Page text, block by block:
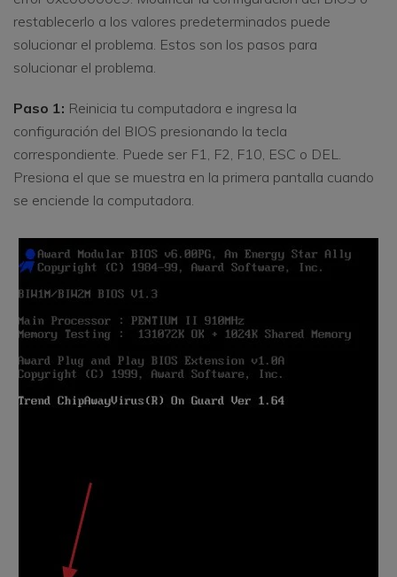
restablecerlo a los valores predeterminados puede
solucionar el problema. Estos son los pasos para
solucionar el problema.
Paso 1: Reinicia tu computadora e ingresa la
configuración del BIOS presionando la tecla
correspondiente. Puede ser F1, F2, F10, ESC o DEL.
Presiona el que se muestra en la primera pantalla cuando
se enciende la computadora.